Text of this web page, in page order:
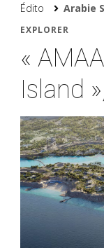
Édito Arabie
EXPLORER
«
Island